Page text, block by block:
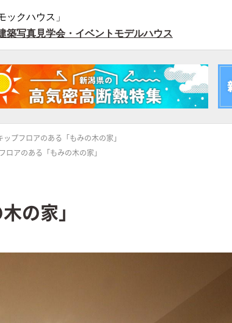
ックハウス」
築写真見学会・イベント モデルハウス
ップフロアのある「もみの木の家」
ロアのある「もみの木の家」
の家」